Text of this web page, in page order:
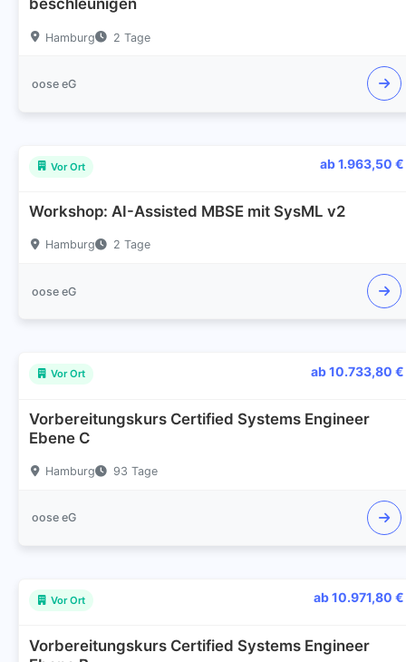
beschleunigen
Hamburg 2 Tage
oose eG
Vor Ort ab 1.963,50 €
Workshop: AI-Assisted MBSE mit SysML v2
Hamburg 2 Tage
oose eG
Vor Ort ab 10.733,80 €
Vorbereitungskurs Certified Systems Engineer
Ebene C
Hamburg 93 Tage
oose eG
Vor Ort ab 10.971,80 €
Vorbereitungskurs Certified Systems Engineer